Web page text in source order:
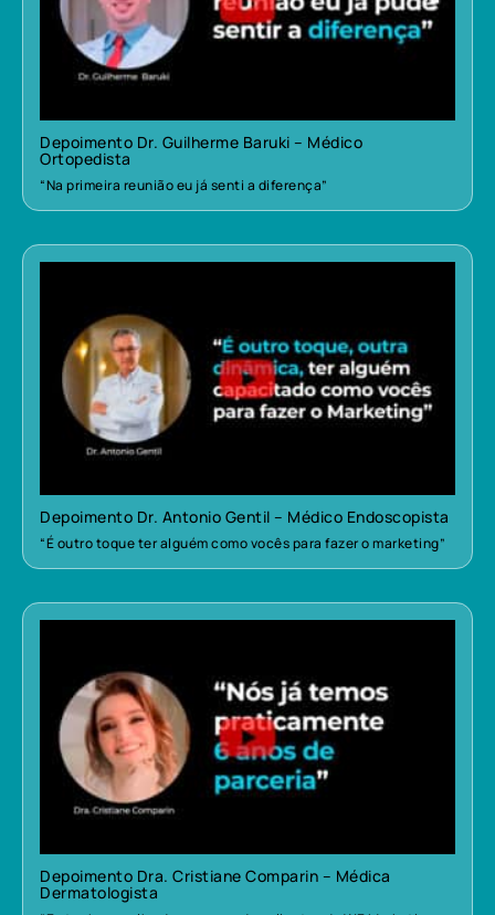
Depoimento Dr. Guilherme Baruki – Médico
Ortopedista
“Na primeira reunião eu já senti a diferença”
Depoimento Dr. Antonio Gentil – Médico Endoscopista
“É outro toque ter alguém como vocês para fazer o marketing”
Depoimento Dra. Cristiane Comparin – Médica
Dermatologista